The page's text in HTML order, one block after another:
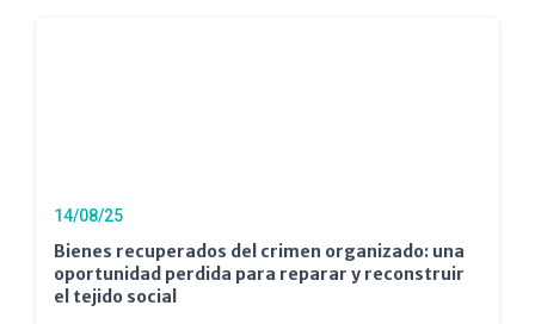
14/08/25
Bienes recuperados del crimen organizado: una
oportunidad perdida para reparar y reconstruir
el tejido social